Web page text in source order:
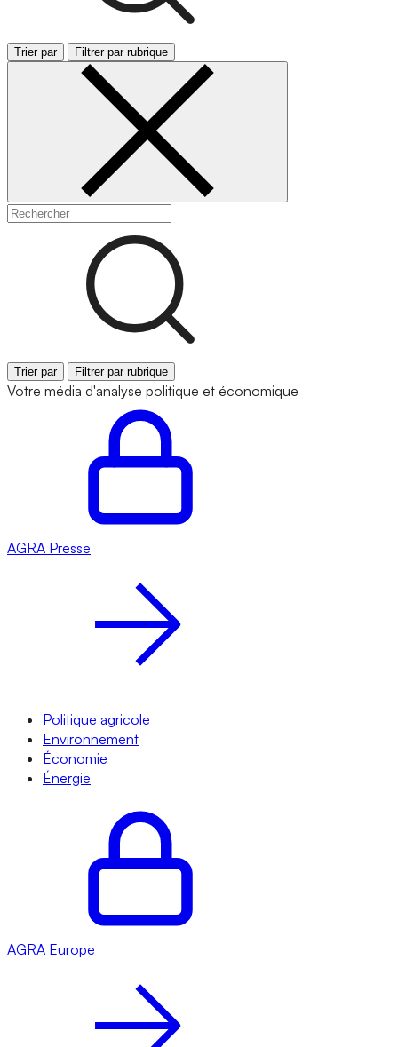
Trier par Filtrer par rubrique
Trier par Filtrer par rubrique
Votre média d'analyse politique et économique
AGRA Presse
Politique agricole
Environnement
Économie
Énergie
AGRA Europe